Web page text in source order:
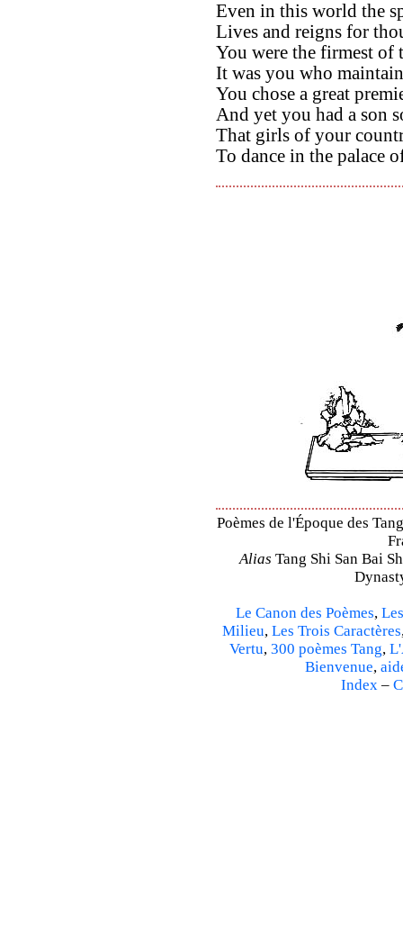
Even in this world the
Lives and reigns for
You were the firmest of
It was you who
You chose a great
And yet you had a son
That girls of your
To dance in the palace
Poèmes de l'Époque des
Alias Tang Shi San Bai
Le Canon des Poèmes,
Milieu, Les Trois Caractères
Vertu, 300 poèmes Tang,
Bienvenue,
Index–